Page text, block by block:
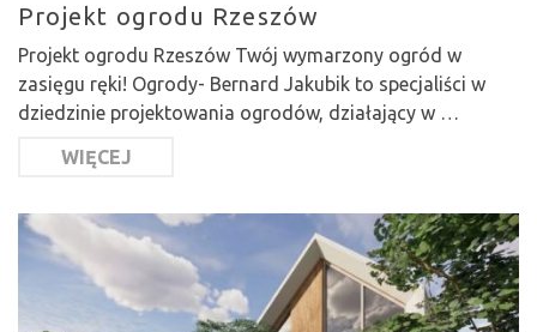
Projekt ogrodu Rzeszów
Projekt ogrodu Rzeszów Twój wymarzony ogród w
zasięgu ręki! Ogrody- Bernard Jakubik to specjaliści w
dziedzinie projektowania ogrodów, działający w …
WIĘCEJ